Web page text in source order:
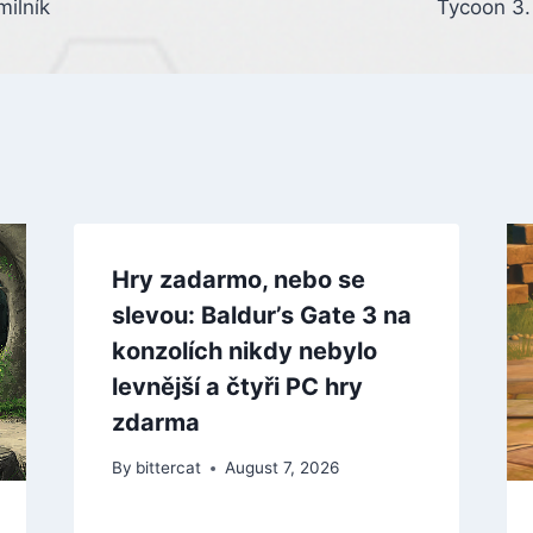
Tycoon
Hry zadarmo, nebo se
slevou: Baldur’s Gate 3 na
konzolích nikdy nebylo
levnější a čtyři PC hry
zdarma
By bittercat August 7, 2026